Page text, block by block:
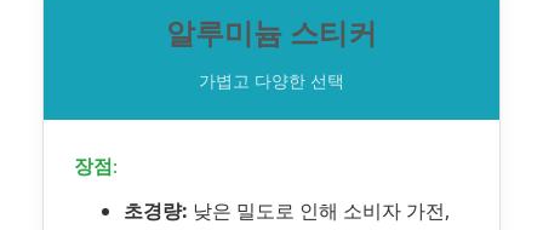
알루미늄 스티커
가볍고 다양한 선택
장점:
초경량: 낮은 밀도로 인해 소비자 가전,